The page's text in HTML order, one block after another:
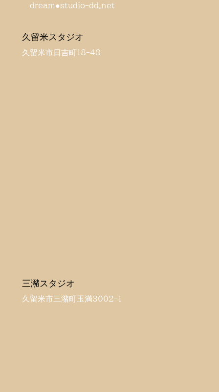
dream●studio-dd.net
久留米スタジオ
久留米市日吉町18-48
三瀦スタジオ
久留米市三潴町玉満3002-1